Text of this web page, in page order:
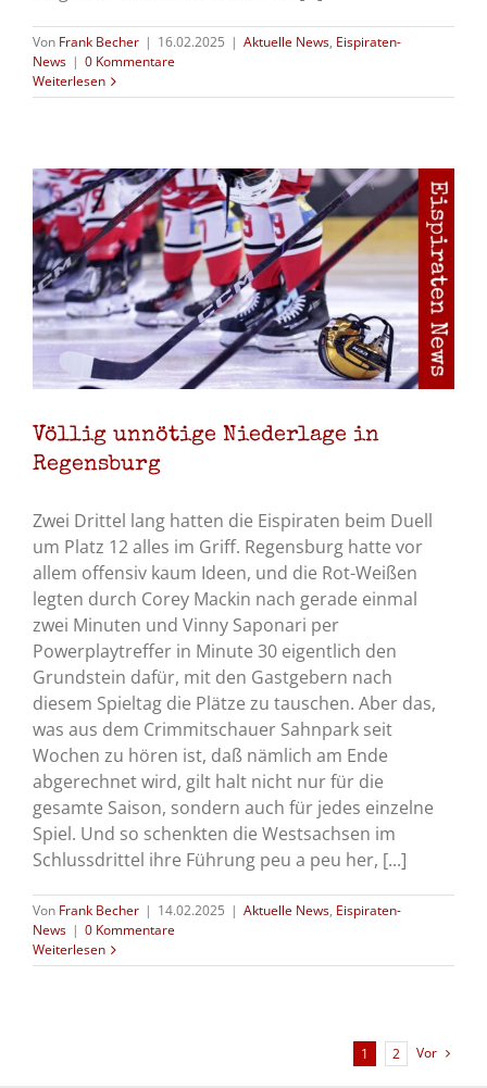
Von Frank Becher | 16.02.2025 | Aktuelle News, Eispiraten-
News | 0 Kommentare
Weiterlesen
Völlig unnötige Niederlage in
Regensburg
Zwei Drittel lang hatten die Eispiraten beim Duell
um Platz 12 alles im Griff. Regensburg hatte vor
allem offensiv kaum Ideen, und die Rot-Weißen
legten durch Corey Mackin nach gerade einmal
zwei Minuten und Vinny Saponari per
Powerplaytreffer in Minute 30 eigentlich den
Grundstein dafür, mit den Gastgebern nach
diesem Spieltag die Plätze zu tauschen. Aber das,
was aus dem Crimmitschauer Sahnpark seit
Wochen zu hören ist, daß nämlich am Ende
abgerechnet wird, gilt halt nicht nur für die
gesamte Saison, sondern auch für jedes einzelne
Spiel. Und so schenkten die Westsachsen im
Schlussdrittel ihre Führung peu a peu her, [...]
Von Frank Becher | 14.02.2025 | Aktuelle News, Eispiraten-
News | 0 Kommentare
Weiterlesen
1 2 Vor